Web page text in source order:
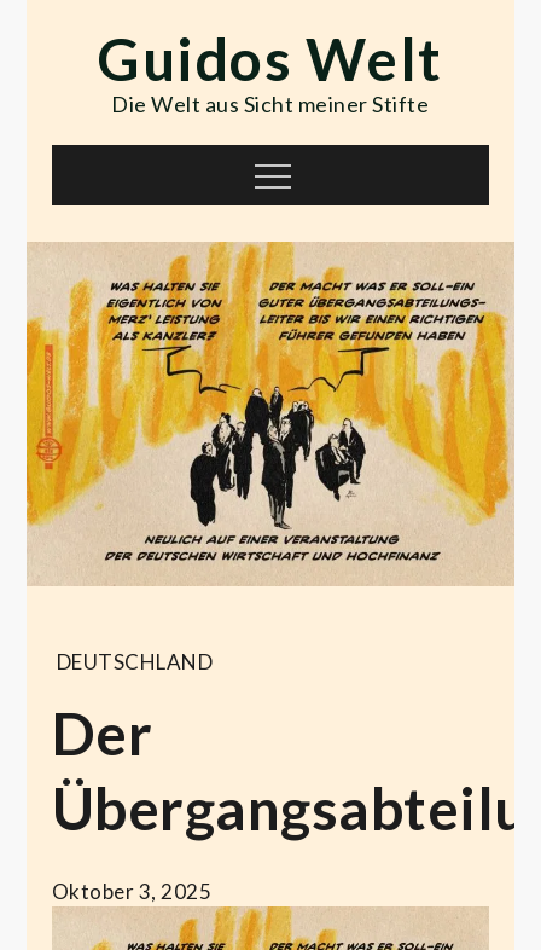
contentGuidos Welt
Die Welt aus Sicht meiner Stifte
Menu
DEUTSCHLAND
Der
Oktober 3, 2025